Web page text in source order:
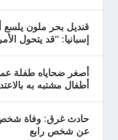
إسبانيا: “قد يتحول
أصغر ضحاياه طفلة
أطفال مشتبه به
حادث غرق: وفاة شخص
عن شخص رابع